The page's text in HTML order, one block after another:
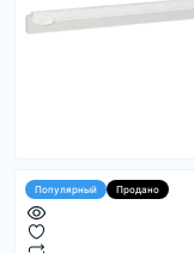
Популярный Продано